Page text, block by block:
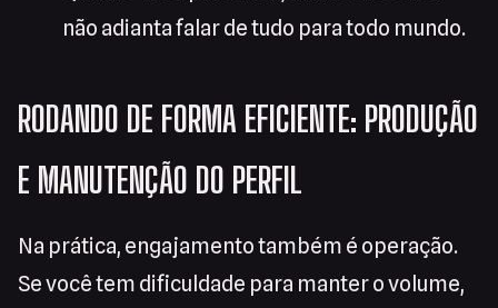
não adianta falar de tudo para todo mundo.
RODANDO DE FORMA EFICIENTE: PRODUÇÃO
E MANUTENÇÃO DO PERFIL
Na prática, engajamento também é operação.
Se você tem dificuldade para manter o volume,